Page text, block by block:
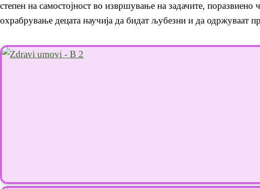
степен на самостојност во извршување на задачите,
охрабрување децата научија да бидат љубезни и да одржуваат